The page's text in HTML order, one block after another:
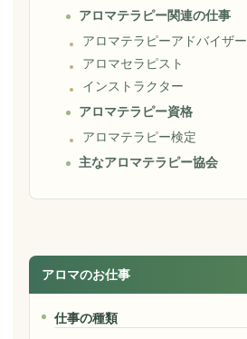
アロマテラピー関連の仕事
アロマテラピーアドバイザー
アロマセラピスト
インストラクター
アロマテラピー資格
アロマテラピー検定
主なアロマテラピー協会
アロマのお仕事
仕事の種類